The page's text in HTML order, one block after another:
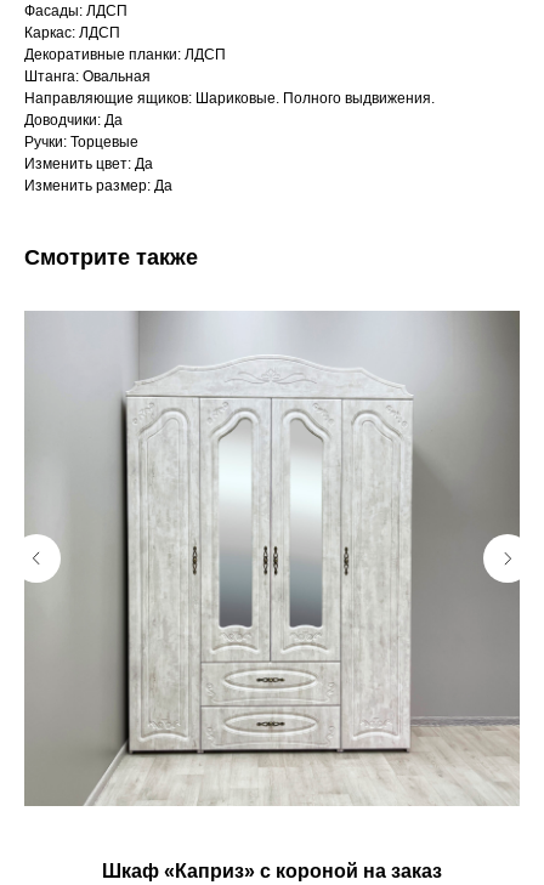
Фасады: ЛДСП
Каркас: ЛДСП
Декоративные планки: ЛДСП
Штанга: Овальная
Направляющие ящиков: Шариковые. Полного выдвижения.
Доводчики: Да
Ручки: Торцевые
Изменить цвет: Да
Изменить размер: Да
Смотрите также
Шкаф «Каприз» с короной на заказ